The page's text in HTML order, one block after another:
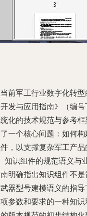
前军工行业数字化转
发与应用指南》（编
化的技术规范与参考
一个核心问题：如何
，以支撑复杂军工产
知识组件的规范语义与
明确指出知识组件不
器型号建模语义的指
参数和要求的一种知